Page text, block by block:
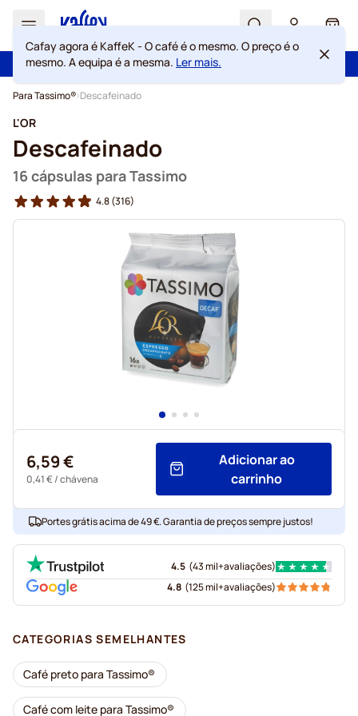
Ir para o Conteúdo
Search Cart
Portes grátis acima de 49 €
100 dias de direito de rescisão
Cafay agora é KaffeK - O café é o mesmo. O preço é o
mesmo. A equipa é a mesma. Ler mais.
Para Tassimo® Descafeinado
L'OR
Descafeinado
16 cápsulas para Tassimo
4.8(316)
6,59 €
0,41 €/ chávena
Adicionar ao
carrinho
Portes grátis acima de 49 €. Garantia de preços sempre justos!
4.5 (43 mil+avaliações)
4.8 (125 mil+avaliações)
CATEGORIAS SEMELHANTES
Café preto para Tassimo®
Café com leite para Tassimo®